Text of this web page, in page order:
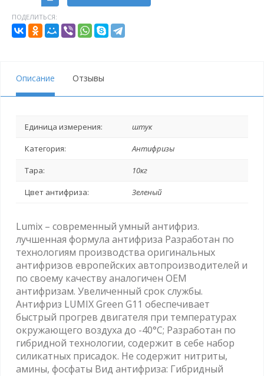
ПОДЕЛИТЬСЯ:
Описание Отзывы
Единица измерения: штук
Категория: Антифризы
Тара: 10кг
Цвет антифриза: Зеленый
Lumix – современный умный антифриз.
лучшенная формула антифриза Разработан по
технологиям производства оригинальных
антифризов европейских автопроизводителей и
по своему качеству аналогичен OEM
антифризам. Увеличенный срок службы.
Антифриз LUMIX Green G11 обеспечивает
быстрый прогрев двигателя при температурах
окружающего воздуха до -40°С; Разработан по
гибридной технологии, содержит в себе набор
силикатных присадок. Не содержит нитриты,
амины, фосфаты Вид антифриза: Гибридный